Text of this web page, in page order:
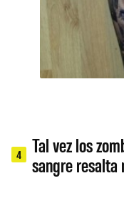
4
Tal vez los
sangre resalta